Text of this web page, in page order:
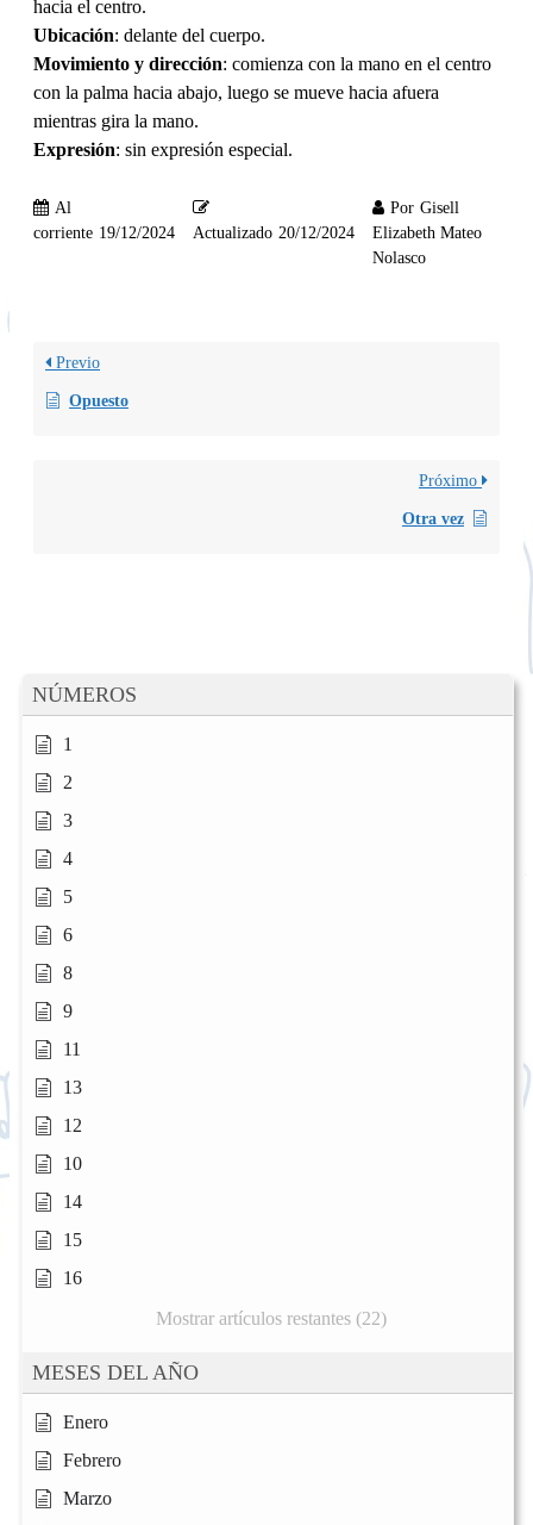
NÚMEROS
1
2
3
4
5
6
8
9
11
13
12
10
14
15
16
Mostrar artículos restantes (22)
MESES DEL AÑO
Enero
Febrero
Marzo
hacia el centro.
Ubicación: delante del cuerpo.
Movimiento y dirección: comienza con la mano en el centro
con la palma hacia abajo, luego se mueve hacia afuera
mientras gira la mano.
Expresión: sin expresión especial.
Al
corriente 19/12/2024 Actualizado 20/12/2024
Por Gisell
Elizabeth Mateo
Nolasco
Previo
Opuesto
Próximo
Otra vez